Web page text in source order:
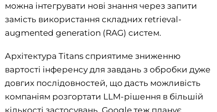
можна інтегрувати нові знання через запити
замість використання складних retrieval-
augmented generation (RAG) систем.
Архітектура Titans сприятиме зниженню
вартості інференсу для завдань з обробки дуже
довгих послідовностей, що дасть можливість
компаніям розгортати LLM-рішення в більшій
кількості застосувань. Google теж планує